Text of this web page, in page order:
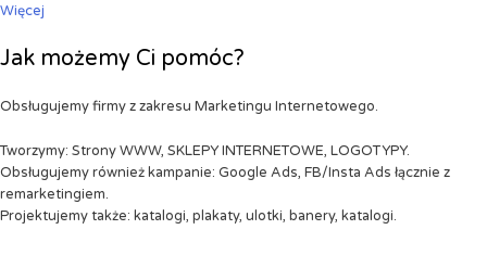
Więcej
Jak możemy Ci pomóc?
Obsługujemy firmy z zakresu Marketingu Internetowego.
Tworzymy: Strony WWW, SKLEPY INTERNETOWE, LOGOTYPY.
Obsługujemy również kampanie: Google Ads, FB/Insta Ads łącznie z
remarketingiem.
Projektujemy także: katalogi, plakaty, ulotki, banery, katalogi.